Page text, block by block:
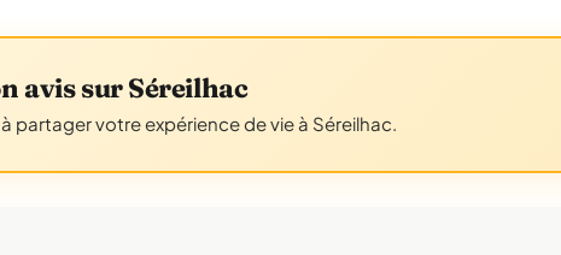
avis sur Séreilhac
partager votre expérience de vie à Séreilhac.